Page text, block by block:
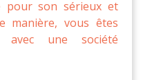
pour son sérieux et
manière, vous êtes
avec une société